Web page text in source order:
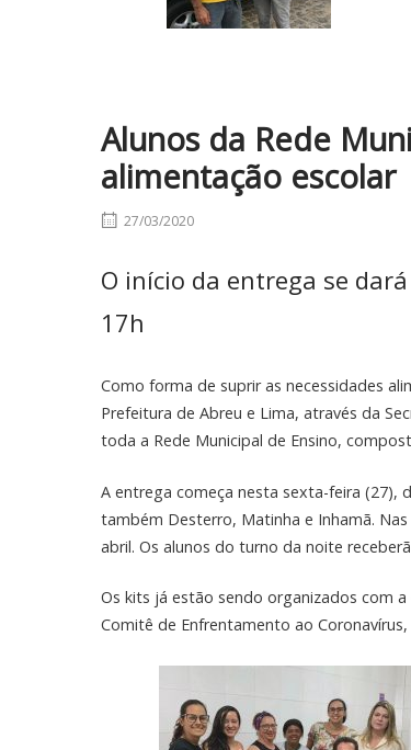
Alunos da Rede
alimentação escolar
27/03/2020
O início da entrega se
17h
Como forma de suprir as necessidades
Prefeitura de Abreu e Lima, através da
toda a Rede Municipal de Ensino,
A entrega começa nesta sexta-feira (27),
também Desterro, Matinha e Inhamã.
abril. Os alunos do turno da noite
Os kits já estão sendo organizados com
Comitê de Enfrentamento ao